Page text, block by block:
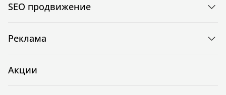
SEO продвижение
Реклама
Акции